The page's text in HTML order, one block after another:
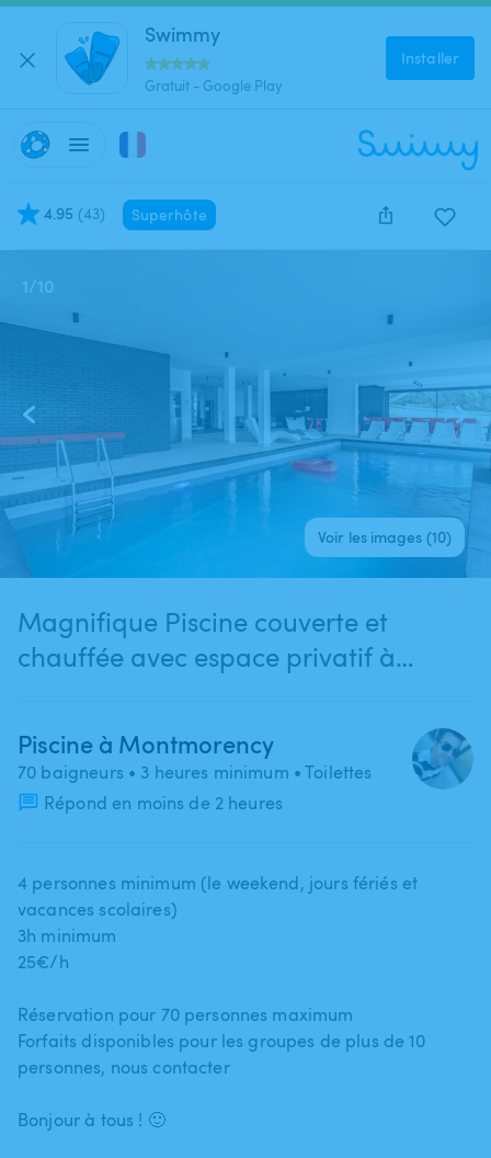
Swimmy
Gratuit - Google Play
Installer
4.95 (43) Superhôte
1/10
Voir les images (10)
Magnifique Piscine couverte et
chauffée avec espace privatif à
Piscine à Montmorency
70 baigneurs • 3 heures minimum • Toilettes
Répond en moins de 2 heures
4 personnes minimum (le weekend​,​ jours fériés et
vacances scolaires)
3h minimum
25€​/​h
Réservation pour 70 personnes maximum
Forfaits disponibles pour les groupes de plus de 10
personnes​,​ nous contacter
Bonjour à tous ! 🙂